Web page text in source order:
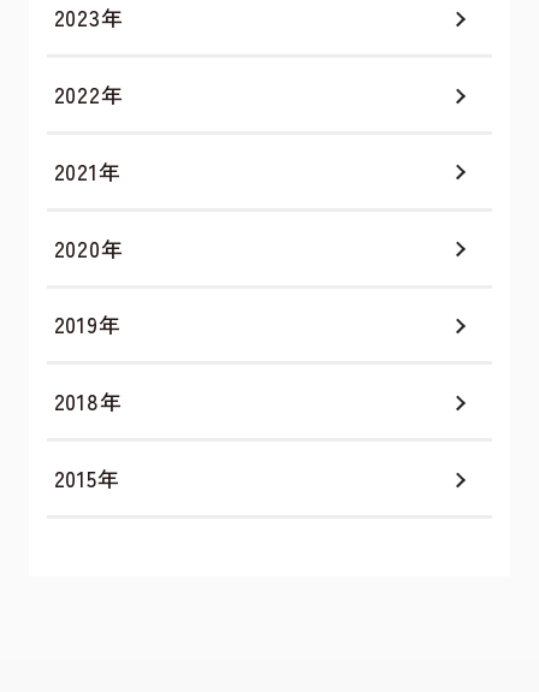
2023年
2022年
2021年
2020年
2019年
2018年
2015年